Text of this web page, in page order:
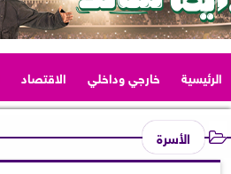
الرئيسية خارجي وداخلي الاقتصاد
الأسرة